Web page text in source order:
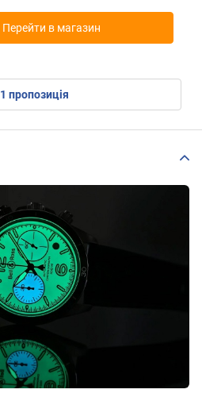
Перейти в магазин
1 пропозиція